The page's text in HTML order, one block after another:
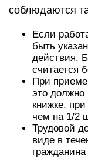
соблюдаются
Если
быть
действия.
считается
При приеме
это должно
книжке,
чем на 1/2
Трудовой
виде в